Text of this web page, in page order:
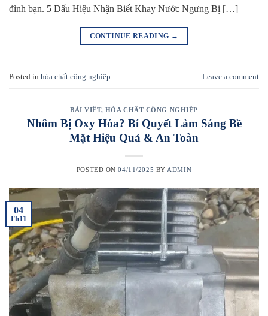
đình bạn. 5 Dấu Hiệu Nhận Biết Khay Nước Ngưng Bị […]
CONTINUE READING →
Posted in hóa chất công nghiệp Leave a comment
BÀI VIẾT, HÓA CHẤT CÔNG NGHIỆP
Nhôm Bị Oxy Hóa? Bí Quyết Làm Sáng Bề
Mặt Hiệu Quả & An Toàn
POSTED ON04/11/2025 BY ADMIN
04
Th11